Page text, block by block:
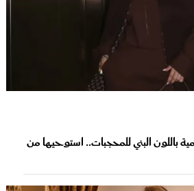
باللون البني للمحجبات.. استوحيها من